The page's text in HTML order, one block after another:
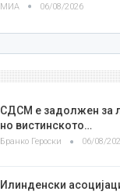
МИА 06/08/2026
СДСМ е задолжен за
но вистинското…
Бранко Героски 06/08/
Илинденски